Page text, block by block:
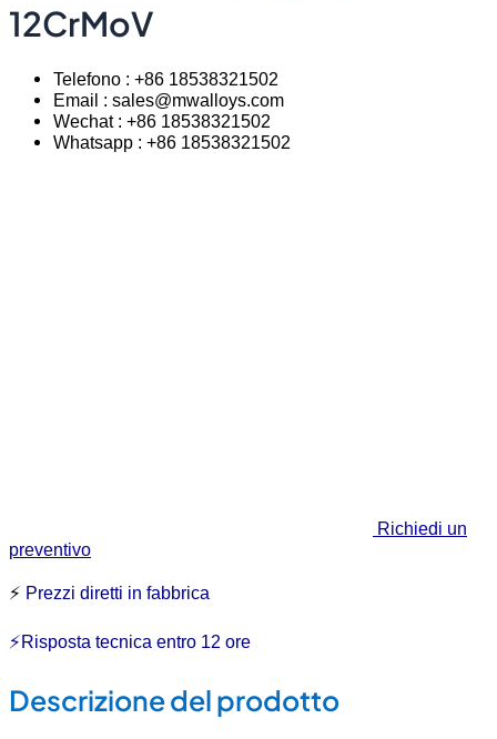
12CrMoV
Telefono : +86 18538321502
Email : sales@mwalloys.com
Wechat : +86 18538321502
Whatsapp : +86 18538321502
Richiedi un
preventivo
⚡ Prezzi diretti in fabbrica
⚡Risposta tecnica entro 12 ore
Descrizione del prodotto